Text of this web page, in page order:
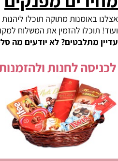
מפנקים
מתוקה תוכלו ליהנות
להזמין את המשלוח למקום
לחנות ולהזמנות